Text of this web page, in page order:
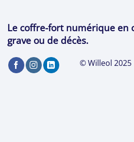
Le coffre-fort numérique en
grave ou de décès.
© Willeol 2025